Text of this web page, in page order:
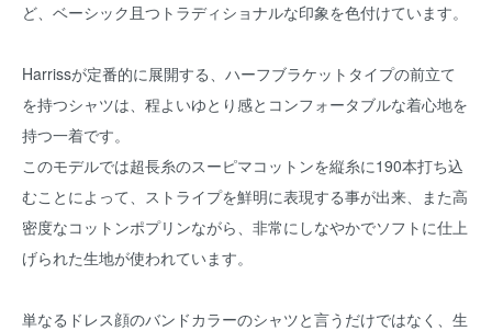
ど、ベーシック且つトラディショナルな印象を色付けています。
Harrissが定番的に展開する、ハーフブラケットタイプの前立て
を持つシャツは、程よいゆとり感とコンフォータブルな着心地を
持つ一着です。
このモデルでは超長糸のスーピマコットンを縦糸に190本打ち込
むことによって、ストライプを鮮明に表現する事が出来、また高
密度なコットンポプリンながら、非常にしなやかでソフトに仕上
げられた生地が使われています。
単なるドレス顔のバンドカラーのシャツと言うだけではなく、生